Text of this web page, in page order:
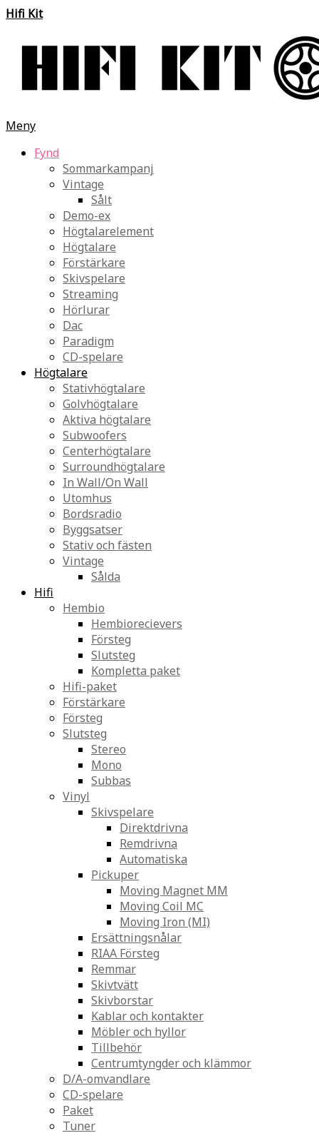
Hifi Kit
Meny
Fynd
Sommarkampanj
Vintage
Sålt
Demo-ex
Högtalarelement
Högtalare
Förstärkare
Skivspelare
Streaming
Hörlurar
Dac
Paradigm
CD-spelare
Högtalare
Stativhögtalare
Golvhögtalare
Aktiva högtalare
Subwoofers
Centerhögtalare
Surroundhögtalare
In Wall/On Wall
Utomhus
Bordsradio
Byggsatser
Stativ och fästen
Vintage
Sålda
Hifi
Hembio
Hembiorecievers
Försteg
Slutsteg
Kompletta paket
Hifi-paket
Förstärkare
Försteg
Slutsteg
Stereo
Mono
Subbas
Vinyl
Skivspelare
Direktdrivna
Remdrivna
Automatiska
Pickuper
Moving Magnet MM
Moving Coil MC
Moving Iron (MI)
Ersättningsnålar
RIAA Försteg
Remmar
Skivtvätt
Skivborstar
Kablar och kontakter
Möbler och hyllor
Tillbehör
Centrumtyngder och klämmor
D/A-omvandlare
CD-spelare
Paket
Tuner